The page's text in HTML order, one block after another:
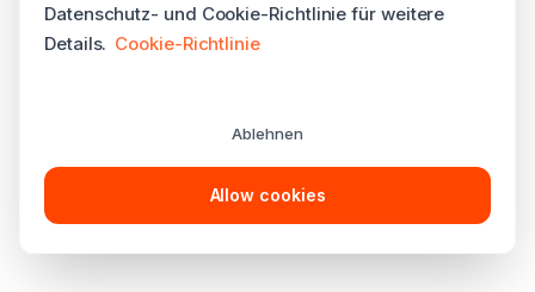
Datenschutz- und Cookie-Richtlinie für weitere
Details. Cookie-Richtlinie
Ablehnen
Allow cookies